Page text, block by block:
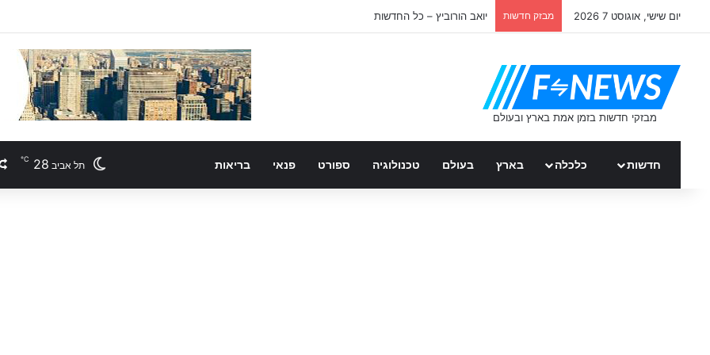
יום שישי, אוגוסט 7 2026 מבזק חדשות יואב הורוביץ – כל החדשות
חדשות כלכלה בארץ בעולם טכנולוגיה ספורט פנאי בריאות תל אביב 28
℃